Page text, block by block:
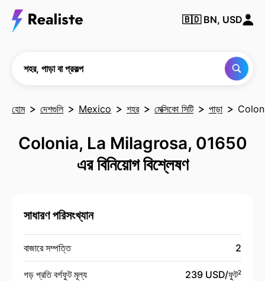
🇧🇩 BN, USD
শহর, পাড়া বা প্রকল্প
হোম দেশগুলি Mexico শহর মেক্সিকো সিটি পাড়া
Colonia, La Milagrosa, 01650
এর বিনিয়োগ বিশ্লেষণ
সাধারণ পরিসংখ্যান
বাজারে সম্পত্তি 2
গড় প্রতি বর্গফুট মূল্য 239 USD/ফুট2